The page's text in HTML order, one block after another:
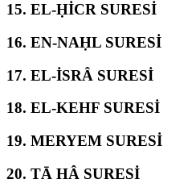
15. EL-ḤİCR SURESİ
16. EN-NAḤL SURESİ
17. EL-İSRÂ SURESİ
18. EL-KEHF SURESİ
19. MERYEM SURESİ
20. TĀ HÂ SURESİ